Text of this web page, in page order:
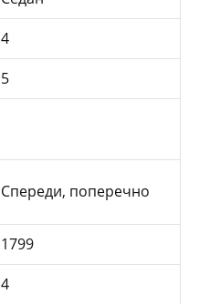
4
5
Спереди, поперечно
1799
4